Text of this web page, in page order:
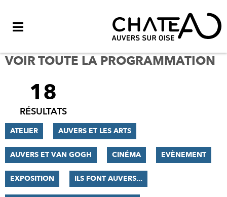
VOIR TOUTE LA PROGRAMMATION
FILTRER
RÉSULTATS
18
RÉSULTATS
ATELIER AUVERS ET LES ARTS
AUVERS ET VAN GOGH CINÉMA EVÈNEMENT
EXPOSITION ILS FONT AUVERS...